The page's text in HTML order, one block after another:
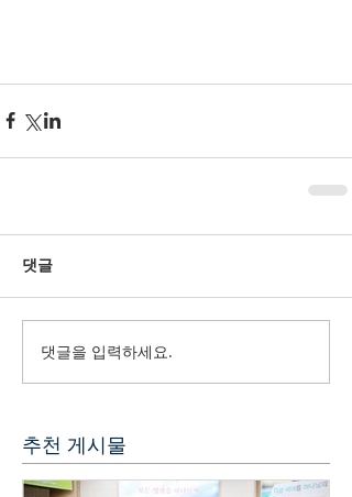
댓글
댓글을 입력하세요.
추천 게시물